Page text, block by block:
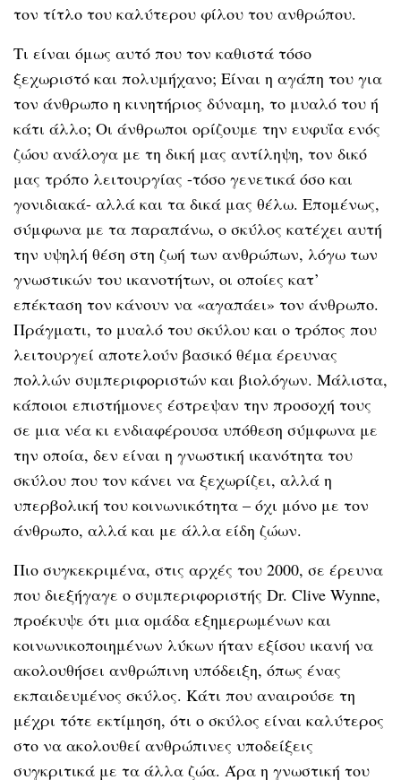
τον τίτλο του καλύτερου φίλου του ανθρώπου.
Τι είναι όμως αυτό που τον καθιστά τόσο
ξεχωριστό και πολυμήχανο; Είναι η αγάπη του για
τον άνθρωπο η κινητήριος δύναμη, το μυαλό του ή
κάτι άλλο; Οι άνθρωποι ορίζουμε την ευφυΐα ενός
ζώου ανάλογα με τη δική μας αντίληψη, τον δικό
μας τρόπο λειτουργίας -τόσο γενετικά όσο και
γονιδιακά- αλλά και τα δικά μας θέλω. Επομένως,
σύμφωνα με τα παραπάνω, ο σκύλος κατέχει αυτή
την υψηλή θέση στη ζωή των ανθρώπων, λόγω των
γνωστικών του ικανοτήτων, οι οποίες κατ’
επέκταση τον κάνουν να «αγαπάει» τον άνθρωπο.
Πράγματι, το μυαλό του σκύλου και ο τρόπος που
λειτουργεί αποτελούν βασικό θέμα έρευνας
πολλών συμπεριφοριστών και βιολόγων. Μάλιστα,
κάποιοι επιστήμονες έστρεψαν την προσοχή τους
σε μια νέα κι ενδιαφέρουσα υπόθεση σύμφωνα με
την οποία, δεν είναι η γνωστική ικανότητα του
σκύλου που τον κάνει να ξεχωρίζει, αλλά η
υπερβολική του κοινωνικότητα – όχι μόνο με τον
άνθρωπο, αλλά και με άλλα είδη ζώων.
Πιο συγκεκριμένα, στις αρχές του 2000, σε έρευνα
που διεξήγαγε ο συμπεριφοριστής Dr. Clive Wynne,
προέκυψε ότι μια ομάδα εξημερωμένων και
κοινωνικοποιημένων λύκων ήταν εξίσου ικανή να
ακολουθήσει ανθρώπινη υπόδειξη, όπως ένας
εκπαιδευμένος σκύλος. Κάτι που αναιρούσε τη
μέχρι τότε εκτίμηση, ότι ο σκύλος είναι καλύτερος
στο να ακολουθεί ανθρώπινες υποδείξεις
συγκριτικά με τα άλλα ζώα. Άρα η γνωστική του